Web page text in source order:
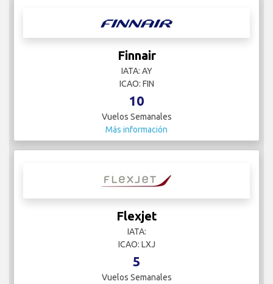
Finnair
IATA: AY
ICAO: FIN
10
Vuelos Semanales
Más información
Flexjet
IATA:
ICAO: LXJ
5
Vuelos Semanales